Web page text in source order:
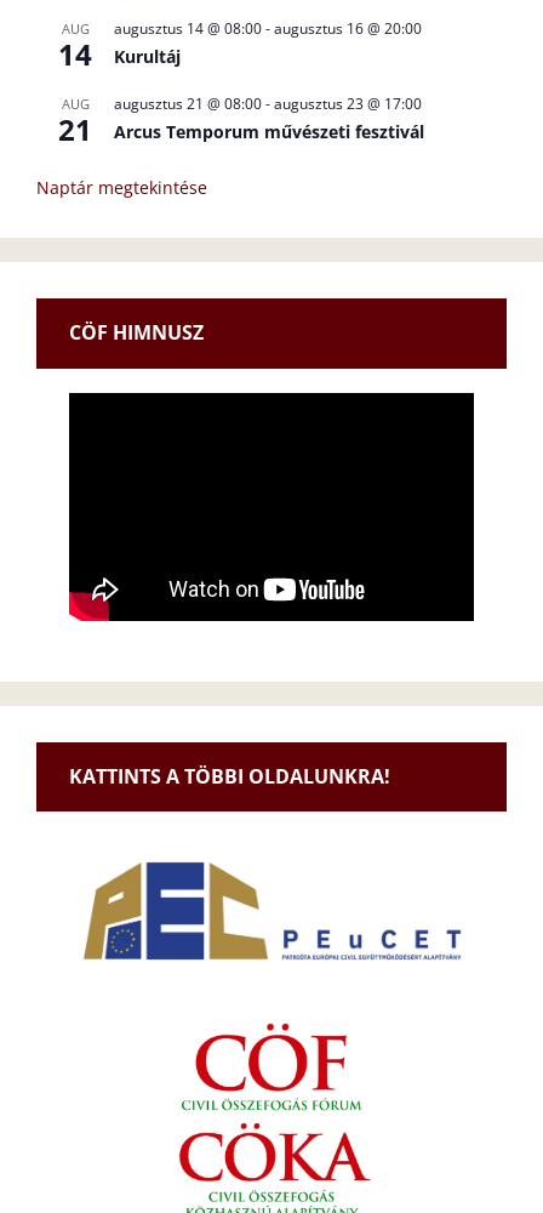
AUG
14
augusztus 14 @ 08:00-augusztus 16 @ 20:00
Kurultáj
AUG
21
augusztus 21 @ 08:00-augusztus 23 @ 17:00
Arcus Temporum művészeti fesztivál
Naptár megtekintése
CÖF HIMNUSZ
KATTINTS A TÖBBI OLDALUNKRA!